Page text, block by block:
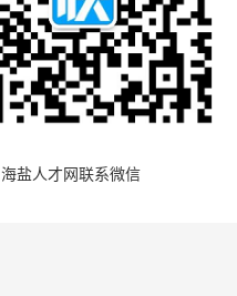
海盐人才网联系微信